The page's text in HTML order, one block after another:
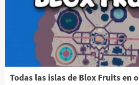
Todas las islas de Blox Fruits en